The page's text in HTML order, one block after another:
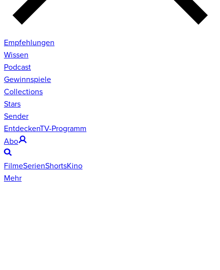
Empfehlungen
Wissen
Podcast
Gewinnspiele
Collections
Stars
Sender
EntdeckenTV-Programm
Abo
FilmeSerienShortsKino
Mehr